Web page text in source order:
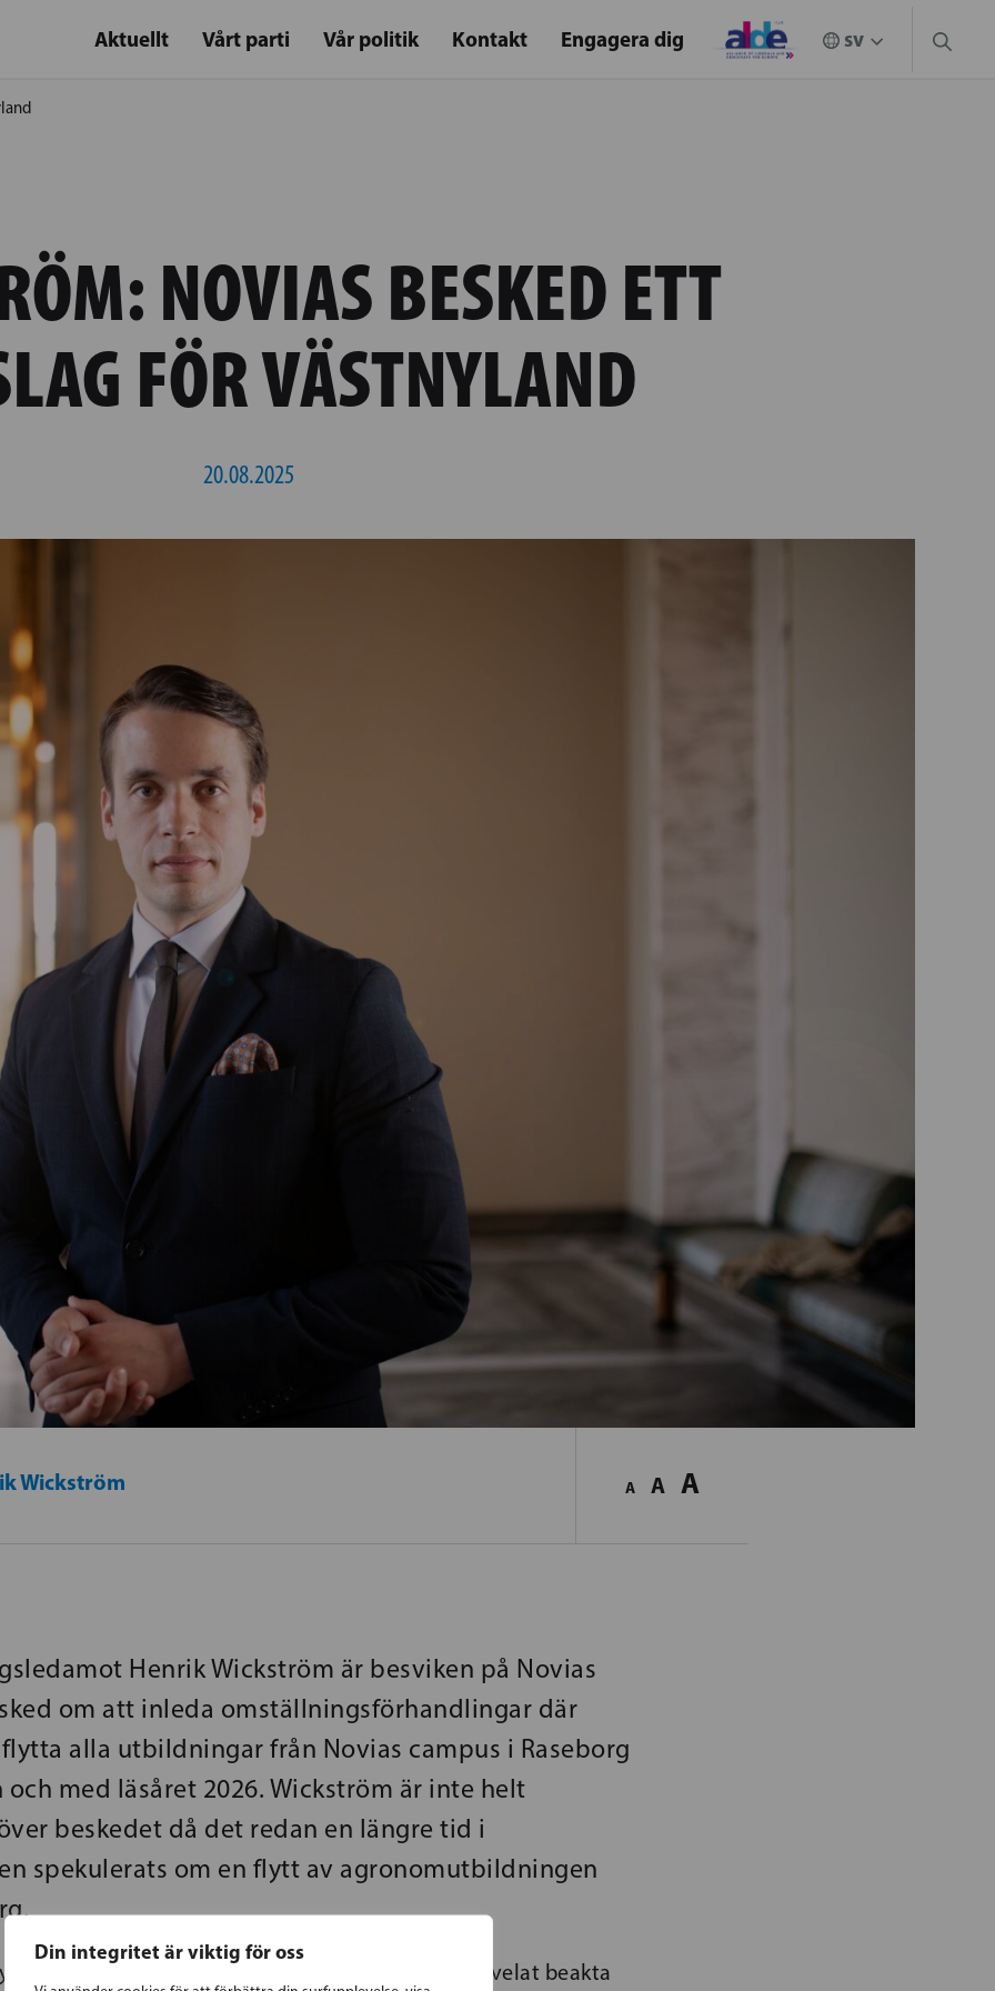
Din integritet är viktig för oss
Aktuellt Vårt parti Vår politik Kontakt Engagera dig
NOVIAS BESKED ETT
FÖR VÄSTNYLAND
20.08.2025
Wickström A A A
Henrik Wickström är besviken på Novias
om att inleda omställningsförhandlingar där
alla utbildningar från Novias campus i Raseborg
med läsåret 2026. Wickström är inte helt
beskedet då det redan en längre tid i
spekulerats om en flytt av agronomutbildningen
dåliga nyheter. Det verkar som om man inte velat beakta